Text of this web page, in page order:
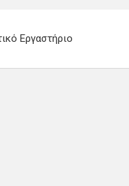
Εργαστήριο